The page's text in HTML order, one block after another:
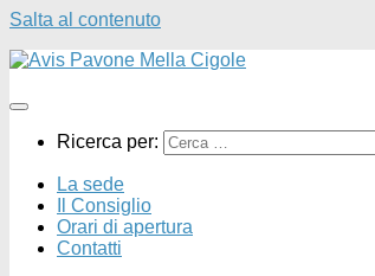
Salta al contenuto
Ricerca per:
La sede
Il Consiglio
Orari di apertura
Contatti